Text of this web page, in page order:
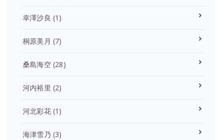
幸澤沙良 (1)
桐原美月 (7)
桑島海空(28)
河内裕里 (2)
河北彩花(1)
海津雪乃 (3)